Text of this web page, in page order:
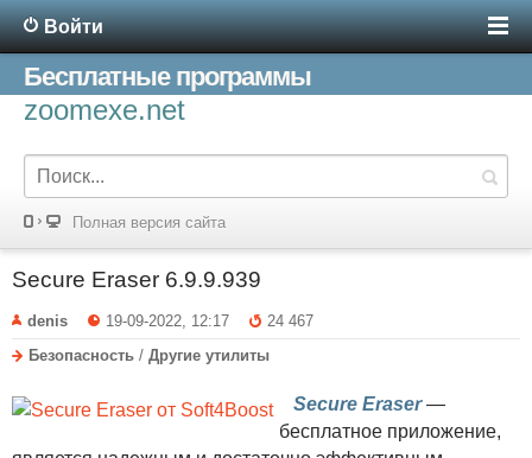
Войти
Бесплатные программы
zoomexe.net
Полная версия сайта
Secure Eraser 6.9.9.939
denis 19-09-2022, 12:17
24 467
Безопасность / Другие утилиты
Secure Eraser—
бесплатное приложение,